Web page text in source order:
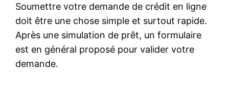
Soumettre votre demande de crédit en ligne
doit être une chose simple et surtout rapide.
Après une simulation de prêt, un formulaire
est en général proposé pour valider votre
demande.